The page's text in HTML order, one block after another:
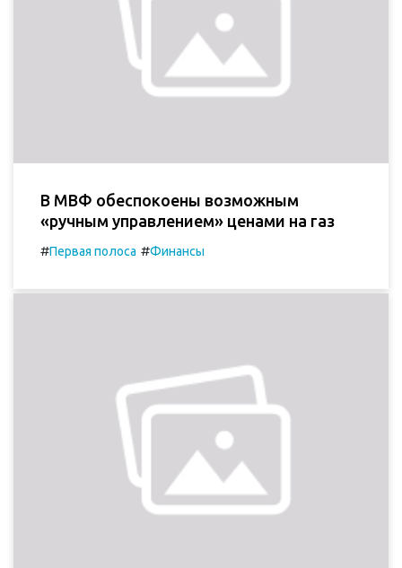
В МВФ обеспокоены возможным
«ручным управлением» ценами на газ
#Первая полоса #Финансы